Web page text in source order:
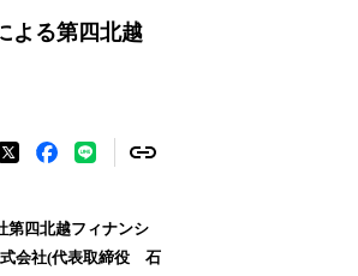
よる第四北越
第四北越フィナンシ
式会社(代表取締役 石